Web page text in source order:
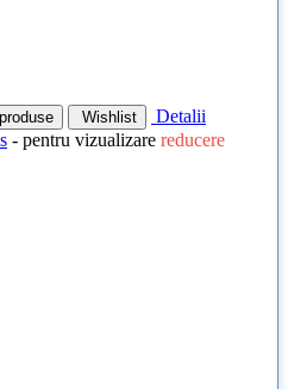
Wishlist
Detalii
- pentru vizualizare reducere